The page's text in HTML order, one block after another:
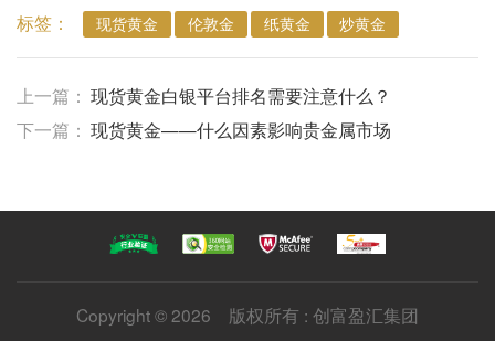
标签： 现货黄金 伦敦金 纸黄金 炒黄金
上一篇： 现货黄金白银平台排名需要注意什么？
下一篇： 现货黄金——什么因素影响贵金属市场
Copyright © 2026 版权所有 : 创富盈汇集团